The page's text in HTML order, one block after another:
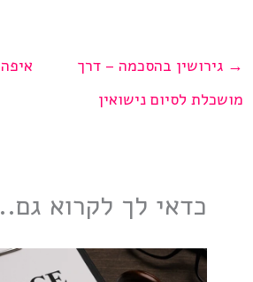
→גירושין בהסכמה – דרך
מושכלת לסיום נישואין
כדאי לך לקרוא